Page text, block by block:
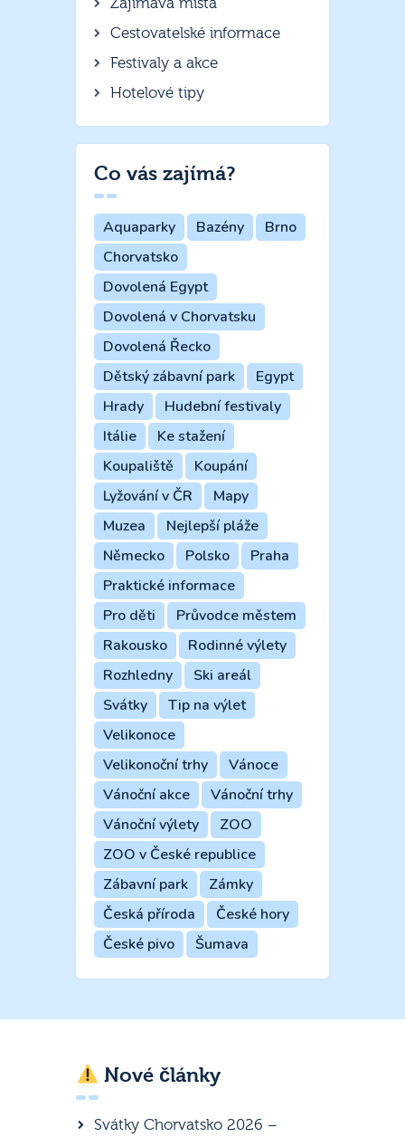
Zajímavá místa
Cestovatelské informace
Festivaly a akce
Hotelové tipy
Co vás zajímá?
Aquaparky Bazény
Brno
Chorvatsko
Dovolená Egypt
Dovolená v Chorvatsku
Dovolená Řecko
Dětský zábavní park
Egypt
Hrady
Hudební festivaly
Itálie
Ke stažení
Koupaliště
Koupání
Lyžování v ČR
Mapy
Muzea
Nejlepší pláže
Německo
Polsko
Praha
Praktické informace
Pro děti
Průvodce městem
Rakousko
Rodinné výlety
Rozhledny
Ski areál
Svátky
Tip na výlet
Velikonoce
Velikonoční trhy
Vánoce
Vánoční akce
Vánoční trhy
Vánoční výlety
ZOO
ZOO v České republice
Zábavní park
Zámky
Česká příroda
České hory
České pivo
Šumava
Nové články
Svátky Chorvatsko 2026 –